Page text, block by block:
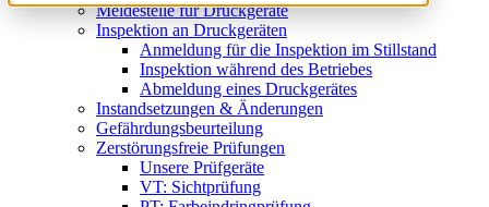
Meldestelle für Druckgeräte
Inspektion an Druckgeräten
Anmeldung für die Inspektion im Stillstand
Inspektion während des Betriebes
Abmeldung eines Druckgerätes
Instandsetzungen & Änderungen
Gefährdungsbeurteilung
Zerstörungsfreie Prüfungen
Unsere Prüfgeräte
VT: Sichtprüfung